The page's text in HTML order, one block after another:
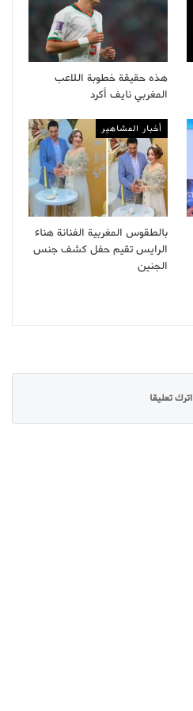
11 Nov. 2018 à 5 :22 PST
هذه حقيقة خطوبة اللاعب
المغربي نايف أكرد
أخبار المشاهير
بالطقوس المغربية الفنانة هناء
الرايس تقيم حفل كشف جنس
الجنين
اترك تعليقا